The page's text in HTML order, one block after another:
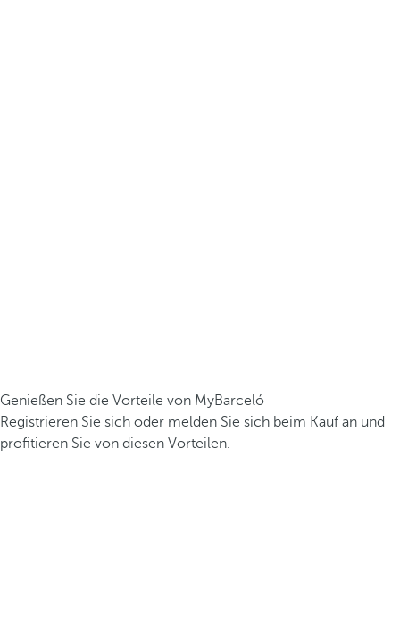
Genießen Sie die Vorteile von MyBarceló
Registrieren Sie sich oder melden Sie sich beim Kauf an und
profitieren Sie von diesen Vorteilen.